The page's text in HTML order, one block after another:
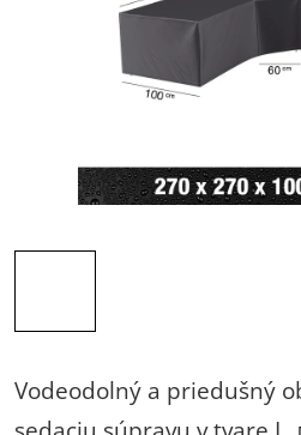
Vodeodolný a priedušný